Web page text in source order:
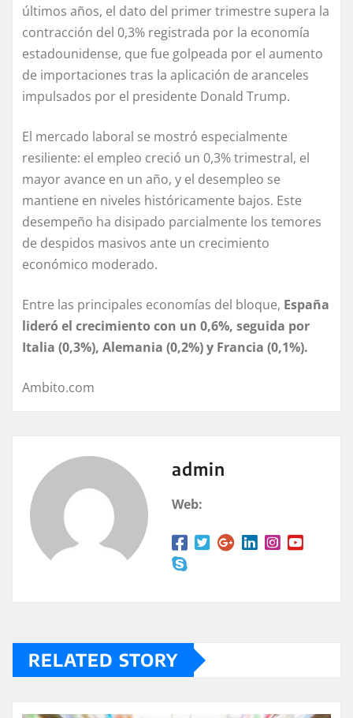
últimos años, el dato del primer trimestre supera la
contracción del 0,3% registrada por la economía
estadounidense, que fue golpeada por el aumento
de importaciones tras la aplicación de aranceles
impulsados por el presidente Donald Trump.
El mercado laboral se mostró especialmente
resiliente: el empleo creció un 0,3% trimestral, el
mayor avance en un año, y el desempleo se
mantiene en niveles históricamente bajos. Este
desempeño ha disipado parcialmente los temores
de despidos masivos ante un crecimiento
económico moderado.
Entre las principales economías del bloque, España
lideró el crecimiento con un 0,6%, seguida por
Italia (0,3%), Alemania (0,2%) y Francia (0,1%).
Ambito.com
admin
Web:
RELATED STORY